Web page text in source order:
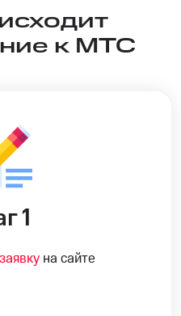
к МТС
1
заявкуна сайте